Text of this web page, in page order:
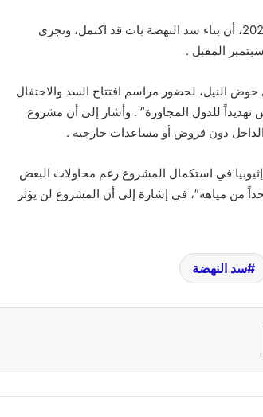
أعلن رئيس الوزراء الإثيوبي، آبي أحمد، الخميس 3 يوليو 2025، أن بناء سد النهضة بات قد اكتمل، وتجرى
المقبل .
النيل، لحضور مراسم افتتاح السد والاحتفال
تهديداً للدول المجاورة” . وأشار إلى أن مشروع
في استكمال المشروع رغم محاولات البعض
من مياهه”، في إشارة إلى أن المشروع لن يؤثر
سد النهضة
عبر البريد